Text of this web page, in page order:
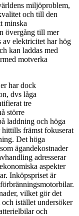
miljöproblem,
och till den
minska
övergång till mer
av elektricitet har hög
kan laddas med
motverka
har dock
dvs låga
tre
större
laddning och höga
främst fokuserat
Det höga
ägandekostnader
adresserar
aspekter
Inköpspriset är
vilket gör det
istället undersöker
och